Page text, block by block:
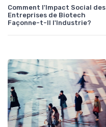
Comment l'Impact Social des
Entreprises de Biotech
Façonne-t-Il l'Industrie?